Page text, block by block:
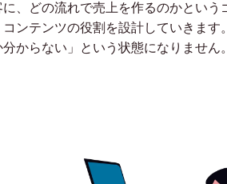
、どの流れで売上を作るのかという
ンテンツの役割を設計していきます
からない」という状態になりません